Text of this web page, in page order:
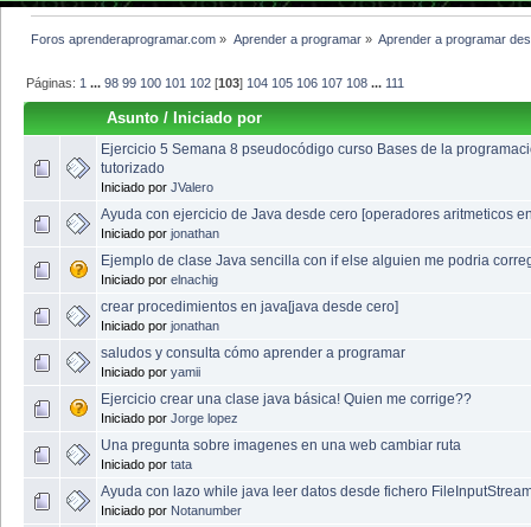
Foros aprenderaprogramar.com » Aprender a programar» Aprender a programar
Páginas: 1 ...98 99 100 101 102 [103] 104 105 106 107 108 ... 111
Asunto /Iniciado por
Ejercicio 5 Semana 8 pseudocódigo curso Bases de la
tutorizado
Iniciado por JValero
Ayuda con ejercicio de Java desde cero [operadores aritmeticos
Iniciado por jonathan
Ejemplo de clase Java sencilla con if else alguien me podria
Iniciado por elnachig
crear procedimientos en java[java desde cero]
Iniciado por jonathan
saludos y consulta cómo aprender a programar
Iniciado por yamii
Ejercicio crear una clase java básica! Quien me corrige??
Iniciado por Jorge lopez
Una pregunta sobre imagenes en una web cambiar ruta
Iniciado por tata
Ayuda con lazo while java leer datos desde fichero
Iniciado por Notanumber